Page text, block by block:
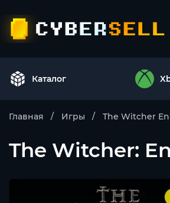
Каталог
Главная Игры The Witcher
The Witcher: